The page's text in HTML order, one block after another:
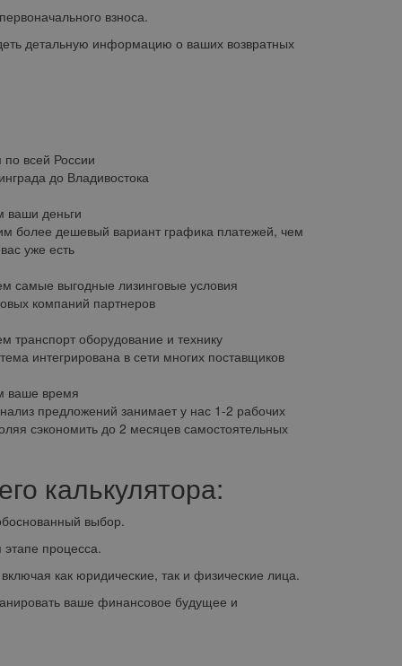
взноса.
детальную информацию о ваших возвратных
всей России
до Владивостока
ваши деньги
более дешевый вариант графика платежей, чем
уже есть
самые выгодные лизинговые условия
компаний партнеров
транспорт оборудование и технику
интегрирована в сети многих поставщиков
ваше время
предложений занимает у нас 1-2 рабочих
сэкономить до 2 месяцев самостоятельных
калькулятора:
выбор.
процесса.
как юридические, так и физические лица.
ваше финансовое будущее и